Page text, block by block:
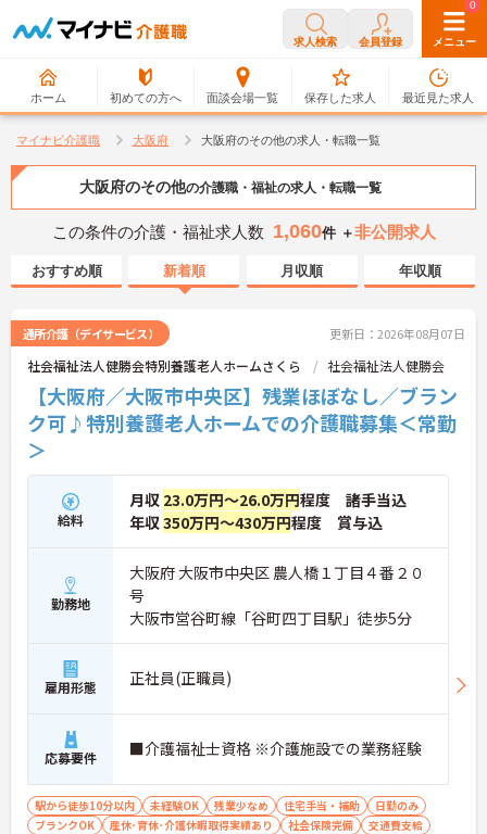
求人検索 会員登録 メニュー
ホーム 初めての方へ 面談会場一覧
0
保存した求人
0
最近見た求人
マイナビ介護職 大阪府 大阪府のその他の求人・転職一覧
大阪府のその他の介護職・福祉の求人・転職一覧
この条件の介護・福祉求人数 1,060件 ＋非公開求人
おすすめ順 新着順 月収順 年収順
通所介護（デイサービス） 更新日：2026年08月07日
社会福祉法人健勝会特別養護老人ホームさくら 社会福祉法人健勝会
【大阪府／大阪市中央区】残業ほぼなし／ブラン
ク可♪特別養護老人ホームでの介護職募集＜常勤
＞
給料
月収 23.0万円～26.0万円程度 諸手当込
年収350万円～430万円程度 賞与込
勤務地
大阪府 大阪市中央区 農人橋１丁目４番２０
号
大阪市営谷町線「谷町四丁目駅」徒歩5分
雇用形態 正社員(正職員)
応募要件 ■介護福祉士資格 ※介護施設での業務経験
駅から徒歩10分以内 未経験OK 残業少なめ 住宅手当・補助
日勤のみ
ブランクOK
産休･育休･介護休暇取得実績あり 社会保険完備
交通費支給